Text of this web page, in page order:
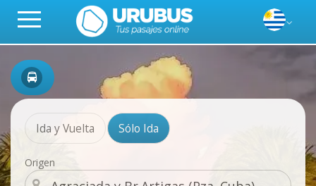
Ida y Vuelta Sólo Ida
Origen